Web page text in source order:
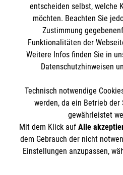
Impressum
Malteserorden
Malteser Jugend
Malteser International
Sharepoint
Spendenkonto
Empfänger: Malteser
IBAN: DE103 7060 120
BIC: GENODED 1PA7
Soziale Netzwerke
Der Malteser Hilfsdienst e.V.
gemeinnützige Organisation
entscheiden selbst, welche
möchten. Beachten Sie
Zustimmung
Funktionalitäten der
Weitere Infos finden Sie in
Datenschutzhinweisen
Technisch notwendige
werden, da ein Betrieb
gewährleistet
Mit dem Klick auf Alle
dem Gebrauch der nicht
Einstellungen anzupassen,